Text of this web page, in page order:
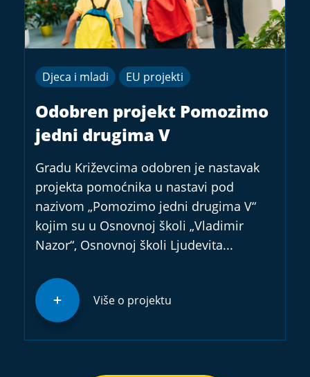
Djeca i mladi EU projekti
Odobren projekt Pomozimo
jedni drugima V
Gradu Križevcima odobren je nastavak
projekta pomoćnika u nastavi pod
nazivom „Pomozimo jedni drugima V“
kojim su u Osnovnoj školi „Vladimir
Nazor“, Osnovnoj školi Ljudevita...
Više o projektu